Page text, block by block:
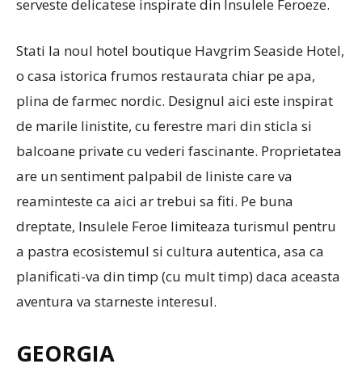
serveste delicatese inspirate din Insulele Feroeze.
Stati la noul hotel boutique Havgrim Seaside Hotel,
o casa istorica frumos restaurata chiar pe apa,
plina de farmec nordic. Designul aici este inspirat
de marile linistite, cu ferestre mari din sticla si
balcoane private cu vederi fascinante. Proprietatea
are un sentiment palpabil de liniste care va
reaminteste ca aici ar trebui sa fiti. Pe buna
dreptate, Insulele Feroe limiteaza turismul pentru
a pastra ecosistemul si cultura autentica, asa ca
planificati-va din timp (cu mult timp) daca aceasta
aventura va starneste interesul.
GEORGIA